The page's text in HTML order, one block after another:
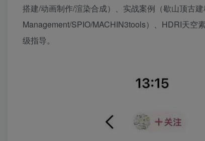
搭建/动画制作/渲染合成）、实战案例（歇山顶古
Management/SPIO/MACHIN3tools）、HDRI天空
级指导。